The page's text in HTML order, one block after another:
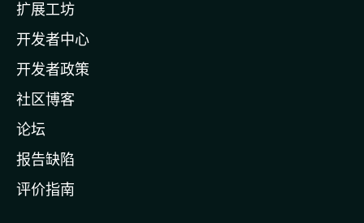
a
主
页
扩展工坊
开发者中心
开发者政策
社区博客
论坛
报告缺陷
评价指南